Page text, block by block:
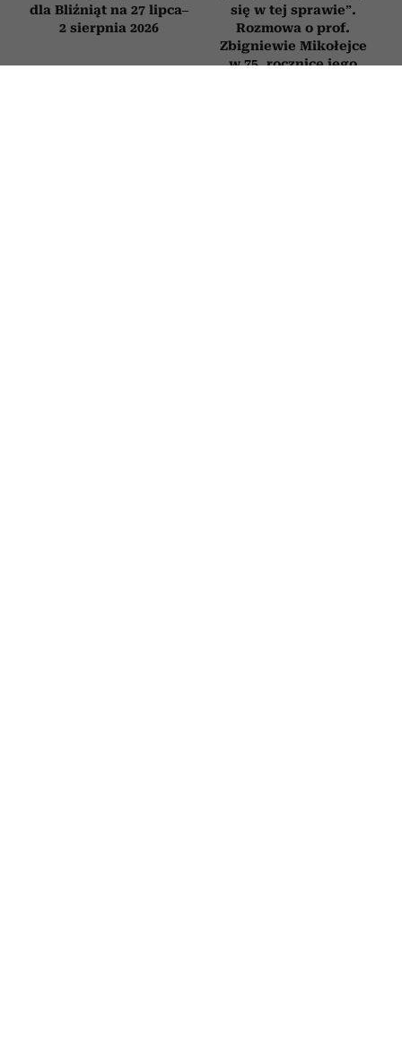
dla Bliźniąt na 27 lipca–
2 sierpnia 2026
się w tej sprawie”.
Rozmowa o prof.
Zbigniewie Mikołejce
w 75. rocznicę jego